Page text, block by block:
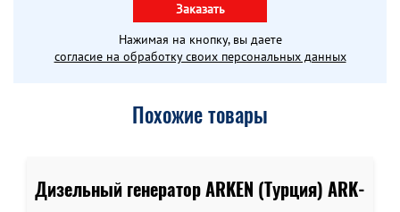
Заказать
Нажимая на кнопку, вы даете
согласие на обработку своих персональных данных
Похожие товары
Дизельный генератор ARKEN (Турция) ARK-